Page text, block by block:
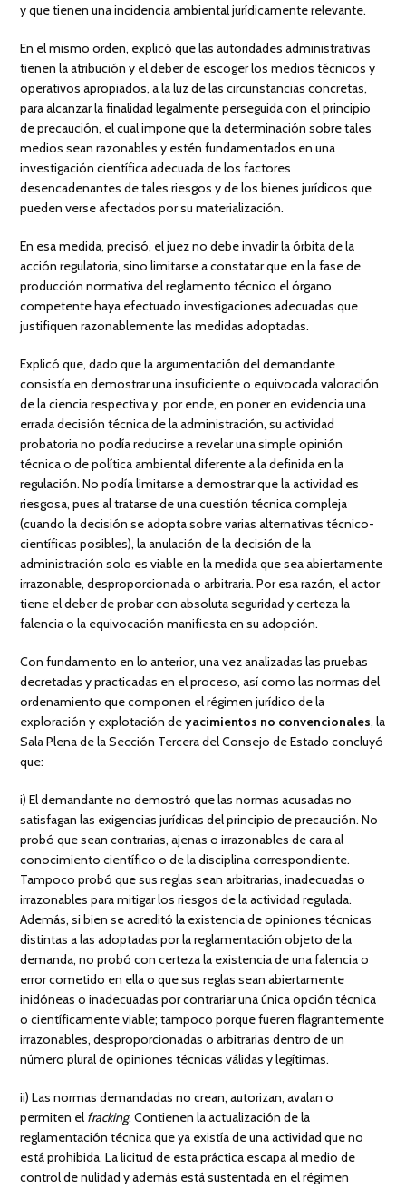
y que tienen una incidencia ambiental jurídicamente relevante.
En el mismo orden, explicó que las autoridades administrativas
tienen la atribución y el deber de escoger los medios técnicos y
operativos apropiados, a la luz de las circunstancias concretas,
para alcanzar la finalidad legalmente perseguida con el principio
de precaución, el cual impone que la determinación sobre tales
medios sean razonables y estén fundamentados en una
investigación científica adecuada de los factores
desencadenantes de tales riesgos y de los bienes jurídicos que
pueden verse afectados por su materialización.
En esa medida, precisó, el juez no debe invadir la órbita de la
acción regulatoria, sino limitarse a constatar que en la fase de
producción normativa del reglamento técnico el órgano
competente haya efectuado investigaciones adecuadas que
justifiquen razonablemente las medidas adoptadas.
Explicó que, dado que la argumentación del demandante
consistía en demostrar una insuficiente o equivocada valoración
de la ciencia respectiva y, por ende, en poner en evidencia una
errada decisión técnica de la administración, su actividad
probatoria no podía reducirse a revelar una simple opinión
técnica o de política ambiental diferente a la definida en la
regulación. No podía limitarse a demostrar que la actividad es
riesgosa, pues al tratarse de una cuestión técnica compleja
(cuando la decisión se adopta sobre varias alternativas técnico-
científicas posibles), la anulación de la decisión de la
administración solo es viable en la medida que sea abiertamente
irrazonable, desproporcionada o arbitraria. Por esa razón, el actor
tiene el deber de probar con absoluta seguridad y certeza la
falencia o la equivocación manifiesta en su adopción.
Con fundamento en lo anterior, una vez analizadas las pruebas
decretadas y practicadas en el proceso, así como las normas del
ordenamiento que componen el régimen jurídico de la
exploración y explotación deyacimientos no convencionales, la
Sala Plena de la Sección Tercera del Consejo de Estado concluyó
que:
i) El demandante no demostró que las normas acusadas no
satisfagan las exigencias jurídicas del principio de precaución. No
probó que sean contrarias, ajenas o irrazonables de cara al
conocimiento científico o de la disciplina correspondiente.
Tampoco probó que sus reglas sean arbitrarias, inadecuadas o
irrazonables para mitigar los riesgos de la actividad regulada.
Además, si bien se acreditó la existencia de opiniones técnicas
distintas a las adoptadas por la reglamentación objeto de la
demanda, no probó con certeza la existencia de una falencia o
error cometido en ella o que sus reglas sean abiertamente
inidóneas o inadecuadas por contrariar una única opción técnica
o científicamente viable; tampoco porque fueren flagrantemente
irrazonables, desproporcionadas o arbitrarias dentro de un
número plural de opiniones técnicas válidas y legítimas.
ii) Las normas demandadas no crean, autorizan, avalan o
permiten el fracking. Contienen la actualización de la
reglamentación técnica que ya existía de una actividad que no
está prohibida. La licitud de esta práctica escapa al medio de
control de nulidad y además está sustentada en el régimen